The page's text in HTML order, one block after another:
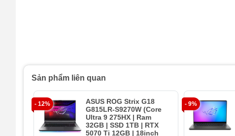
Sản phẩm liên quan
- 12%
ASUS ROG Strix G18
G815LR-S9270W (Core
Ultra 9 275HX | Ram
32GB | SSD 1TB | RTX
5070 Ti 12GB | 18inch
- 9%